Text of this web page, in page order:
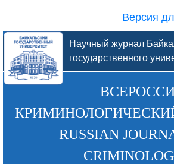
Версия
Научный журнал
государственного
RUSSIAN